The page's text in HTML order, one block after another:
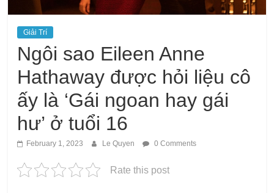
Giải Trí
Ngôi sao Eileen Anne
Hathaway được hỏi liệu cô
ấy là ‘Gái ngoan hay gái
hư’ ở tuổi 16
February 1, 2023 Le Quyen 0 Comments
Rate this post